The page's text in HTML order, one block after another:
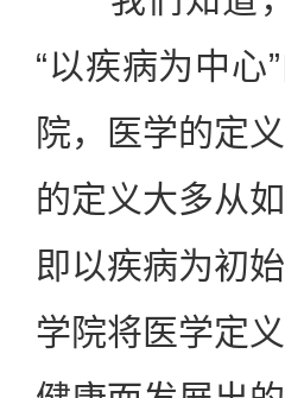
“以疾病为中心
院，医学的定
的定义大多从
即以疾病为初
学院将医学定